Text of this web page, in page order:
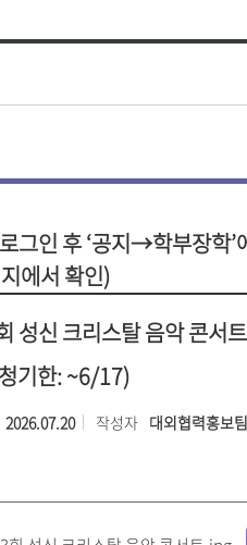
그인 후 ‘공지→학부장학’
에서 확인)
성신 크리스탈 음악 콘서
기한: ~6/17)
2026.07.20 작성자 대외협력홍보팀